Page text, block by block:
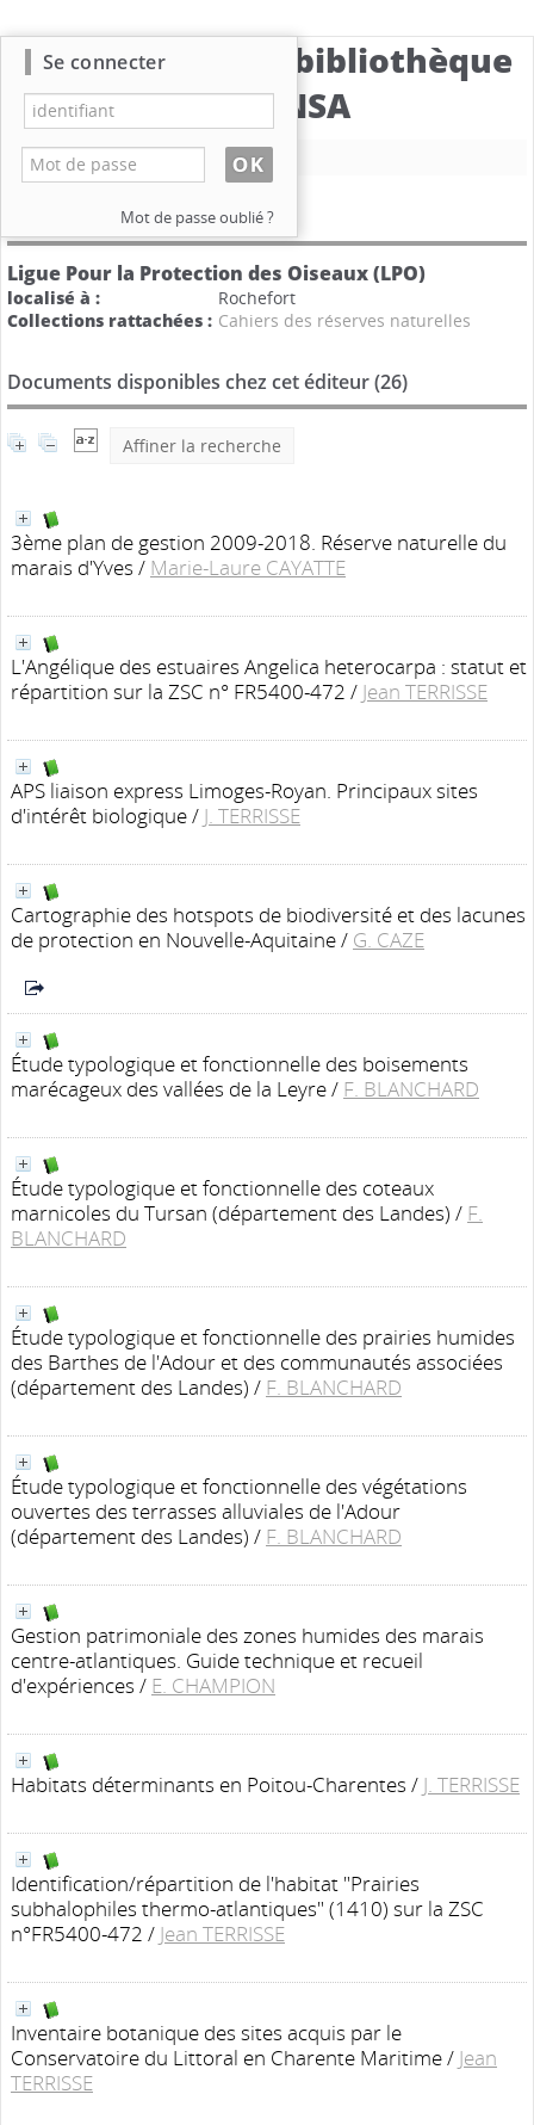
Catalogue de la bibliothèque
du CBNSA
Nouvelle recherche
Détail de l'éditeur
Ligue Pour la Protection des Oiseaux (LPO)
localisé à :
Rochefort
Collections rattachées : Cahiers des réserves naturelles
Documents disponibles chez cet éditeur (26)
Affiner la recherche
3ème plan de gestion 2009-2018. Réserve naturelle du
marais d'Yves / Marie-Laure CAYATTE
L'Angélique des estuaires Angelica heterocarpa : statut et
répartition sur la ZSC n° FR5400-472 / Jean TERRISSE
APS liaison express Limoges-Royan. Principaux sites
d'intérêt biologique/ J. TERRISSE
Cartographie des hotspots de biodiversité et des lacunes
de protection en Nouvelle-Aquitaine/ G. CAZE
Étude typologique et fonctionnelle des boisements
marécageux des vallées de la Leyre/ F. BLANCHARD
Étude typologique et fonctionnelle des coteaux
marnicoles du Tursan (département des Landes) / F.
BLANCHARD
Étude typologique et fonctionnelle des prairies humides
des Barthes de l'Adour et des communautés associées
(département des Landes) / F. BLANCHARD
Étude typologique et fonctionnelle des végétations
ouvertes des terrasses alluviales de l'Adour
(département des Landes) / F. BLANCHARD
Gestion patrimoniale des zones humides des marais
centre-atlantiques. Guide technique et recueil
d'expériences / E. CHAMPION
Habitats déterminants en Poitou-Charentes / J. TERRISSE
Identification/répartition de l'habitat "Prairies
subhalophiles thermo-atlantiques" (1410) sur la ZSC
n°FR5400-472 / Jean TERRISSE
Inventaire botanique des sites acquis par le
Conservatoire du Littoral en Charente Maritime/ Jean
TERRISSE
Se connecter
Mot de passe oublié ?